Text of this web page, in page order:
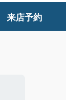
来店予約